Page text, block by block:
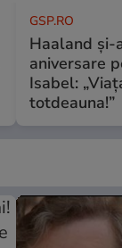
GSP.RO
Haaland
aniversare
Isabel:
totdeauna!”